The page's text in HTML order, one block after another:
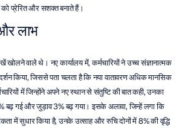
को प्रेरित और सशक्त बनाते हैं।
लाभ
वाले थे। नए कार्यालय में, कर्मचारियों ने उच्च संज्ञानात्मक
किया, जिससे पता चलता है कि नया वातावरण अधिक मानसिक
में जिन्होंने अपने नए स्थान से संतुष्टि की बात कही, उनका
बढ़ गई और जुड़ाव 3% बढ़ गया। इसके अलावा, जिन्हें लगा कि
में सुधार किया है, उनके उत्साह और रुचि दोनों में 8% की वृद्धि